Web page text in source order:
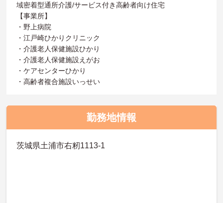
域密着型通所介護/サービス付き高齢者向け住宅
【事業所】
・野上病院
・江戸崎ひかりクリニック
・介護老人保健施設ひかり
・介護老人保健施設えがお
・ケアセンターひかり
・高齢者複合施設いっせい
勤務地情報
茨城県土浦市右籾1113-1